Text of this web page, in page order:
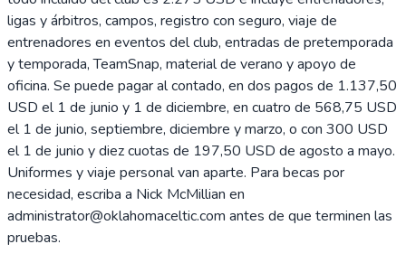
ligas y árbitros, campos, registro con seguro, viaje de
entrenadores en eventos del club, entradas de pretemporada
y temporada, TeamSnap, material de verano y apoyo de
oficina. Se puede pagar al contado, en dos pagos de 1.137,50
USD el 1 de junio y 1 de diciembre, en cuatro de 568,75 USD
el 1 de junio, septiembre, diciembre y marzo, o con 300 USD
el 1 de junio y diez cuotas de 197,50 USD de agosto a mayo.
Uniformes y viaje personal van aparte. Para becas por
necesidad, escriba a Nick McMillian en
administrator@oklahomaceltic.com antes de que terminen las
pruebas.